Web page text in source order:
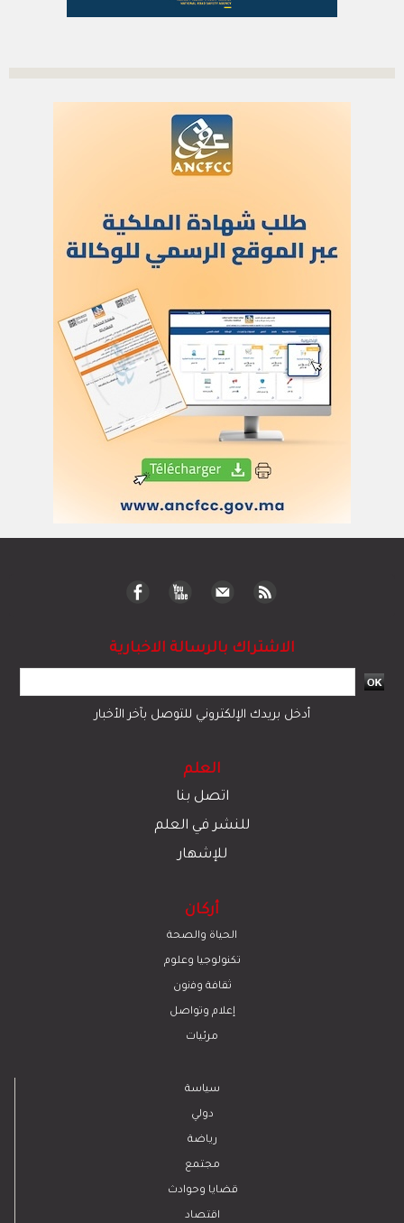
الاشتراك بالرسالة الاخبارية
أدخل بريدك الإلكتروني للتوصل بآخر الأخبار
العلم
اتصل بنا
للنشر في العلم
للإشهار
أركان
الحياة والصحة
تكنولوجيا وعلوم
ﺛﻘﺎﻓﺔ وﻓﻧون
إعلام وتواصل
مرئيات
سياسة
دولي
رياضة
مجتمع
قضايا وحوادث
اقتصاد